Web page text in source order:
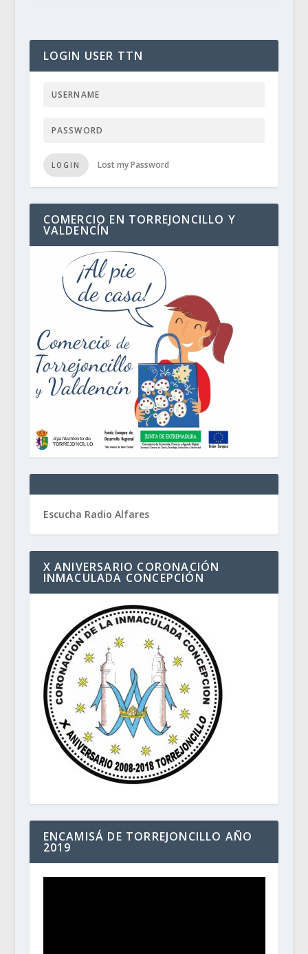
LOGIN USER TTN
LOGIN Lost my Password
COMERCIO EN TORREJONCILLO Y
VALDENCÍN
Escucha Radio Alfares
X ANIVERSARIO CORONACIÓN
INMACULADA CONCEPCIÓN
ENCAMISÁ DE TORREJONCILLO AÑO
2019